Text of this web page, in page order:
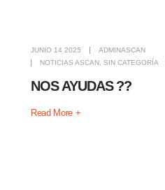
JUNIO 14 2025
ADMINASCAN
NOTICIAS ASCAN SIN CATEGORÍA
NOS AYUDAS ??
Read More +